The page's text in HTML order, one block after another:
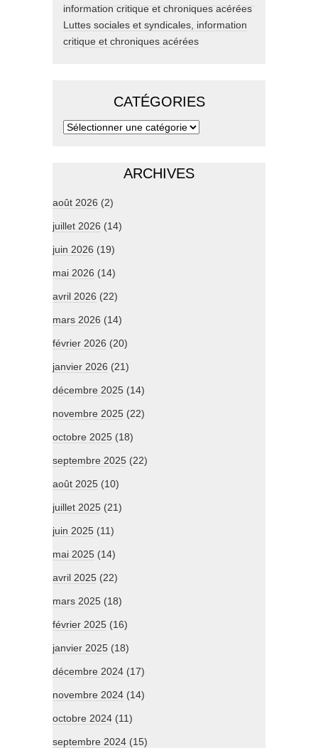
Luttes sociales et syndicales, information
critique et chroniques acérées
CATÉGORIES
ARCHIVES
août 2026 (2)
juillet 2026 (14)
juin 2026 (19)
mai 2026 (14)
avril 2026 (22)
mars 2026 (14)
février 2026 (20)
janvier 2026 (21)
décembre 2025 (14)
novembre 2025 (22)
octobre 2025 (18)
septembre 2025 (22)
août 2025 (10)
juillet 2025 (21)
juin 2025 (11)
mai 2025 (14)
avril 2025 (22)
mars 2025 (18)
février 2025 (16)
janvier 2025 (18)
décembre 2024 (17)
novembre 2024 (14)
octobre 2024 (11)
septembre 2024 (15)